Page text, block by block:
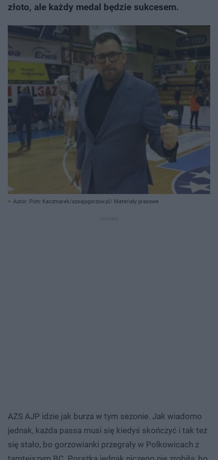
złoto, ale każdy medal będzie sukcesem.
Autor: Piotr Kaczmarek/azsajpgorzow.pl/ Materiały prasowe
AZS AJP idzie jak burza w tym sezonie. Jak wiadomo
jednak, każda passa musi się kiedyś skończyć i tak też
się stało, bo gorzowianki przegrały w Polkowicach z